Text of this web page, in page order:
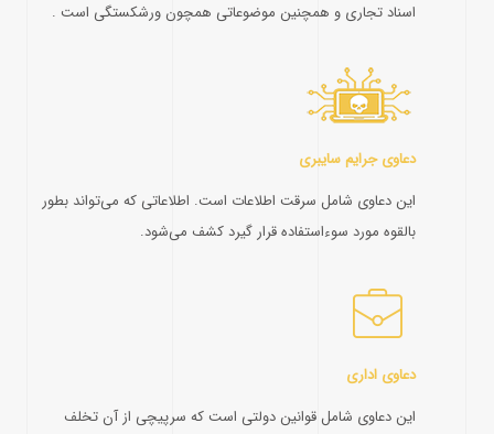
اسناد تجاری و همچنین موضوعاتی همچون ورشکستگی است .
دعاوی جرایم سایبری
این دعاوی شامل سرقت اطلاعات است. اطلاعاتی که می‌تواند بطور
بالقوه مورد سوءاستفاده قرار گیرد کشف می‌شود.
دعاوی اداری
این دعاوی شامل قوانین دولتی است که سرپیچی از آن‌ تخلف